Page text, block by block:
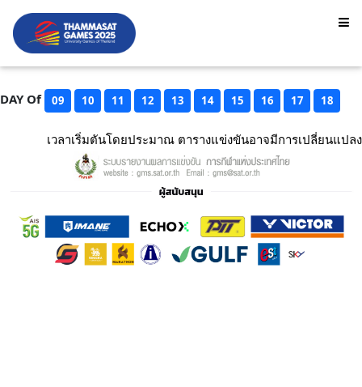
DAY Of 09 10 11 12 13 14 15 16 17 18
เวลาเริ่มตันโดยประมาณ ตารางแข่งขันอาจมีการเปลี่ยนแปลง